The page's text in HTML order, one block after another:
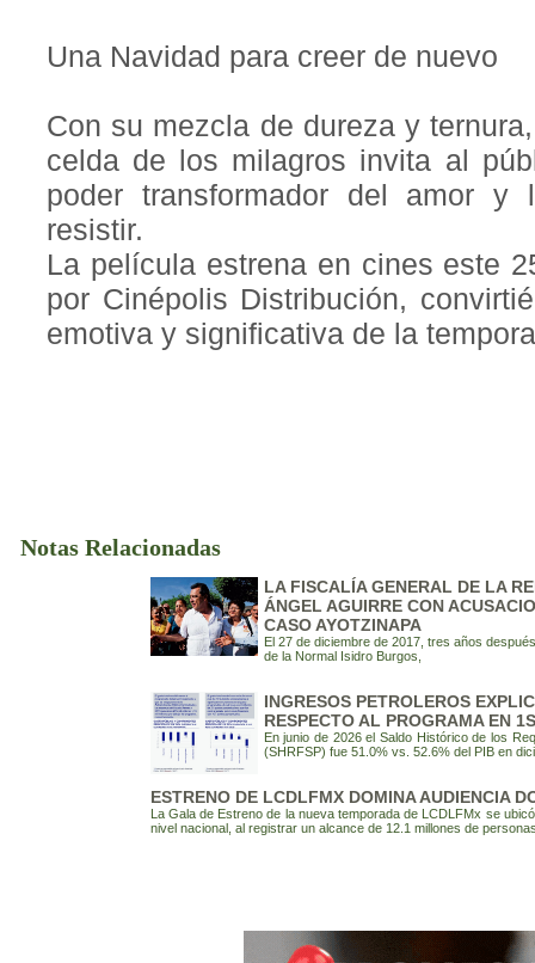
Una Navidad para creer de nuevo
Con su mezcla de dureza y
celda de los milagros invita al
poder transformador del amor y
resistir.
La película estrena en cines este
por Cinépolis Distribución,
emotiva y significativa de la
Notas Relacionadas
LA FISCALÍA GENERAL DE LA
ÁNGEL AGUIRRE CON
CASO AYOTZINAPA
El 27 de diciembre de 2017, tres años
de la Normal Isidro Burgos,
INGRESOS PETROLEROS
RESPECTO AL PROGRAMA EN
En junio de 2026 el Saldo Histórico de los
(SHRFSP) fue 51.0% vs. 52.6% del PIB en
ESTRENO DE LCDLFMX DOMINA AUDIENCIA
La Gala de Estreno de la nueva temporada de LCDLFMx se
nivel nacional, al registrar un alcance de 12.1 millones de